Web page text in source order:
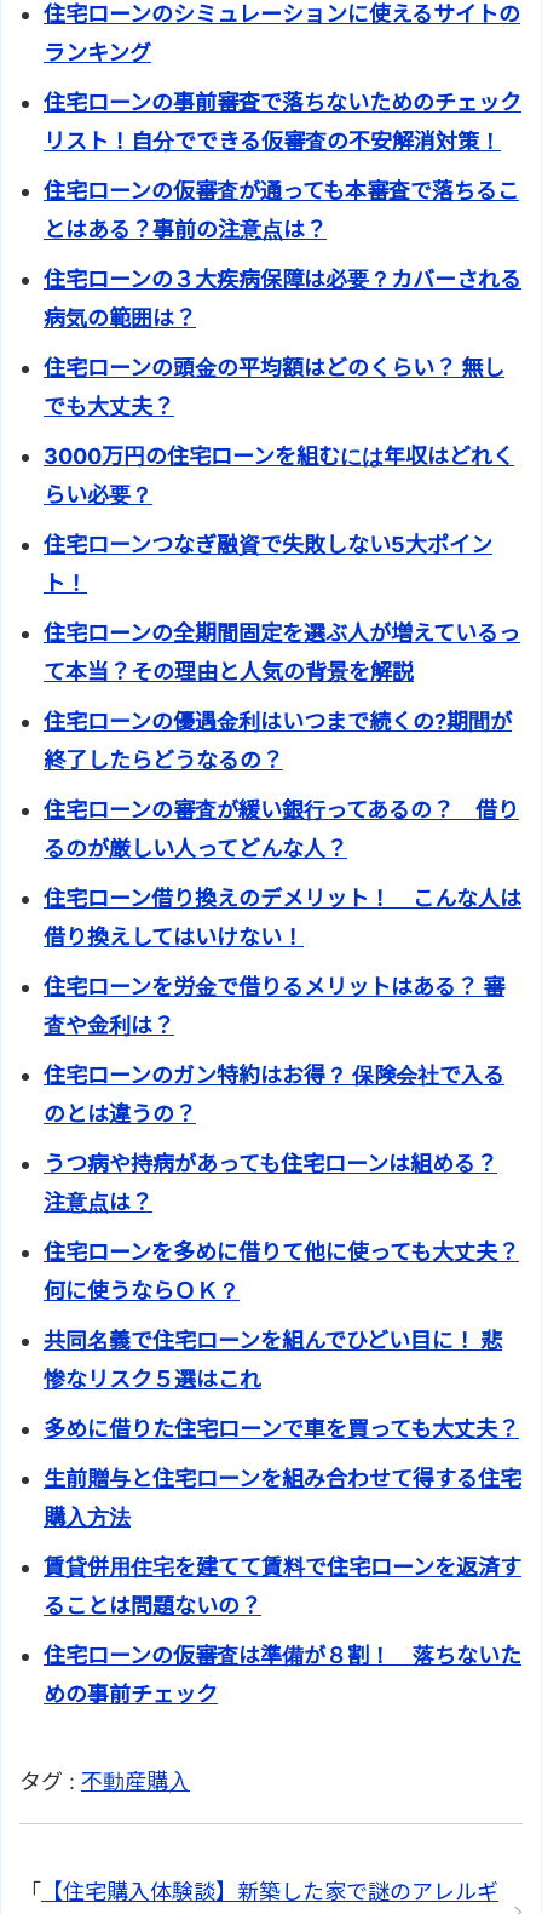
住宅ローンのシミュレーションに使えるサイトの
ランキング
住宅ローンの事前審査で落ちないためのチェック
リスト！自分でできる仮審査の不安解消対策！
住宅ローンの仮審査が通っても本審査で落ちるこ
とはある？事前の注意点は？
住宅ローンの３大疾病保障は必要？カバーされる
病気の範囲は？
住宅ローンの頭金の平均額はどのくらい？ 無し
でも大丈夫？
3000万円の住宅ローンを組むには年収はどれく
らい必要？
住宅ローンつなぎ融資で失敗しない5大ポイン
ト！
住宅ローンの全期間固定を選ぶ人が増えているっ
て本当？その理由と人気の背景を解説
住宅ローンの優遇金利はいつまで続くの?期間が
終了したらどうなるの？
住宅ローンの審査が緩い銀行ってあるの？ 借り
るのが厳しい人ってどんな人？
住宅ローン借り換えのデメリット！ こんな人は
借り換えしてはいけない！
住宅ローンを労金で借りるメリットはある？ 審
査や金利は？
住宅ローンのガン特約はお得？ 保険会社で入る
のとは違うの？
うつ病や持病があっても住宅ローンは組める？
注意点は？
住宅ローンを多めに借りて他に使っても大丈夫？
何に使うならＯＫ？
共同名義で住宅ローンを組んでひどい目に！ 悲
惨なリスク５選はこれ
多めに借りた住宅ローンで車を買っても大丈夫？
生前贈与と住宅ローンを組み合わせて得する住宅
購入方法
賃貸併用住宅を建てて賃料で住宅ローンを返済す
ることは問題ないの？
住宅ローンの仮審査は準備が８割！ 落ちないた
めの事前チェック
タグ : 不動産購入
「
【住宅購入体験談】新築した家で謎のアレルギ